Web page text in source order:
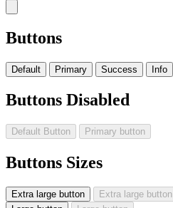
Buttons
Default Primary Success Info
Buttons Disabled
Default Button Primary button
Buttons Sizes
Extra large button
Extra large button